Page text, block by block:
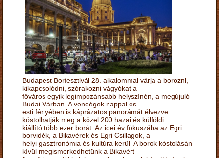
Budapest Borfesztivál 28. alkalommal várja a borozni,
kikapcsolódni, szórakozni vágyókat a
főváros egyik legimpozánsabb helyszínén, a megújuló
Budai Várban. A vendégek nappal és
esti fényében is káprázatos panorámát élvezve
kóstolhatják meg a közel 200 hazai és külföldi
kiállító több ezer borát. Az idei év fókuszába az Egri
borvidék, a Bikavérek és Egri Csillagok, a
helyi gasztronómia és kultúra kerül. A borok kóstolásán
kívül megismerkedhetünk a Bikavért